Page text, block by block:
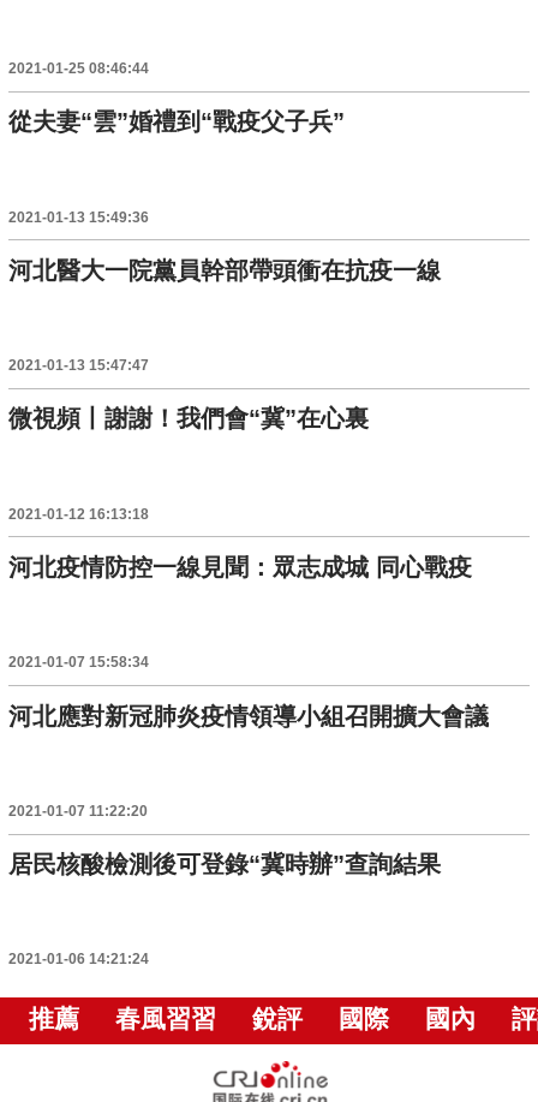
2021-01-25 08:46:44
從夫妻“雲”婚禮到“戰疫父子兵”
2021-01-13 15:49:36
河北醫大一院黨員幹部帶頭衝在抗疫一線
2021-01-13 15:47:47
微視頻丨謝謝！我們會“冀”在心裏
2021-01-12 16:13:18
河北疫情防控一線見聞：眾志成城 同心戰疫
2021-01-07 15:58:34
河北應對新冠肺炎疫情領導小組召開擴大會議
2021-01-07 11:22:20
居民核酸檢測後可登錄“冀時辦”查詢結果
2021-01-06 14:21:24
推薦 春風習習 銳評 國際 國內